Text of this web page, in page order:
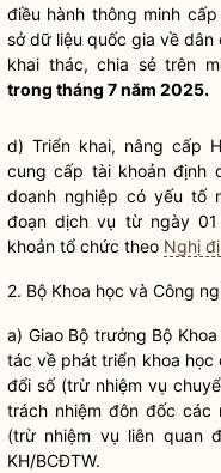
điều hành thông minh
sở dữ liệu quốc gia về
khai thác, chia sẻ trên
trong tháng 7 năm 2025.
d) Triển khai, nâng cấp
cung cấp tài khoản định
doanh nghiệp có yếu tố
đoạn dịch vụ từ ngày
khoản tổ chức theo Nghị
2. Bộ Khoa học và Công
a) Giao Bộ trưởng Bộ
tác về phát triển khoa học
đổi số (trừ nhiệm vụ
trách nhiệm đôn đốc các
(trừ nhiệm vụ liên quan
KH/BCĐTW.